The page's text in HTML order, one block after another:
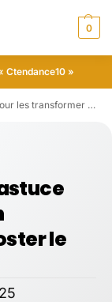
0
Ctendance10 »
maison et booster le jardin
le